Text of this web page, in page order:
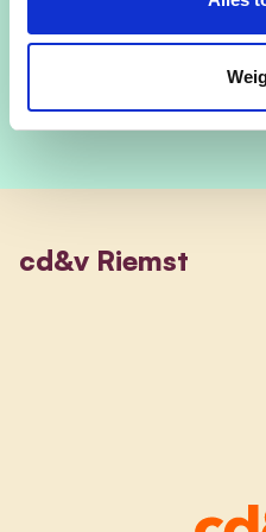
Schrijf mij
cd&v Riemst